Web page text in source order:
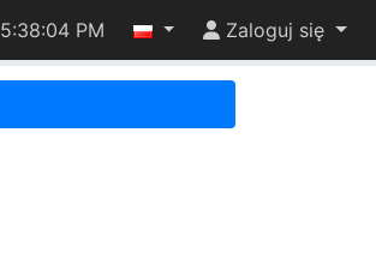
5:38:04 PM Zaloguj się